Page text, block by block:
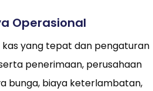
Operasional
kas yang tepat dan pengaturan
penerimaan, perusahaan
bunga, biaya keterlambatan,